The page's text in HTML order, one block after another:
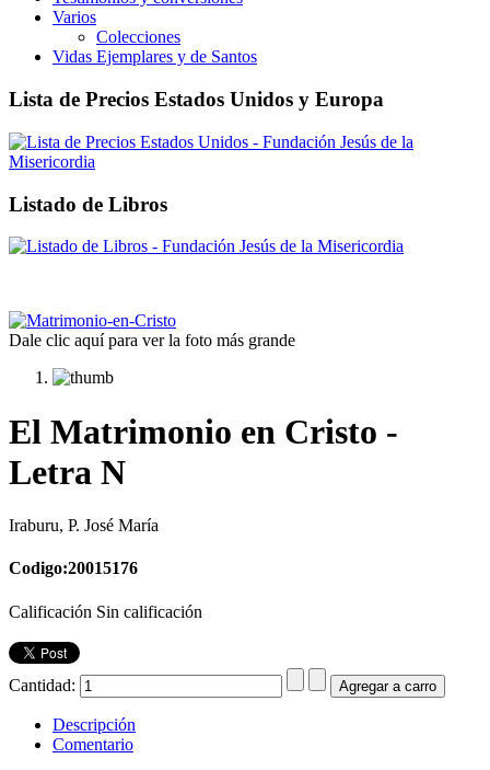
Varios
Colecciones
Vidas Ejemplares y de Santos
Lista de Precios Estados Unidos y Europa
Listado de Libros
Dale clic aquí para ver la foto más grande
El Matrimonio en Cristo -
Letra N
Iraburu, P. José María
Codigo:20015176
Calificación Sin calificación
Cantidad:
Descripción
Comentario